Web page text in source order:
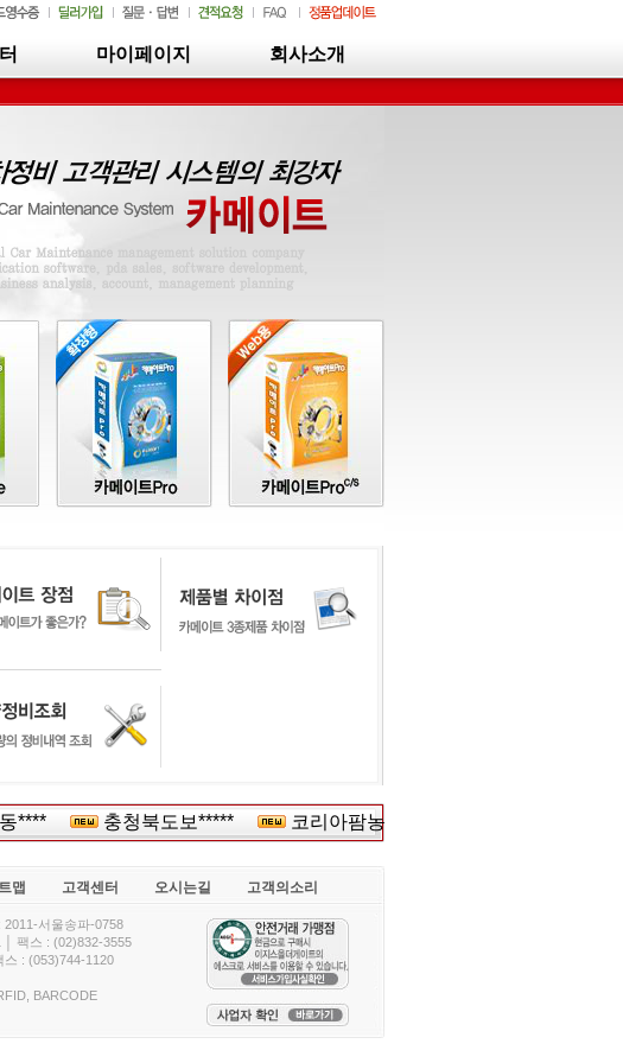
마이페이지 회사소개
**** 충청북도보***** 코리아팜농업회******
맵 고객센터 오시는길 고객의소리
서울송파-0758
│ 팩스 : (02)832-3555
: (053)744-1120
BARCODE